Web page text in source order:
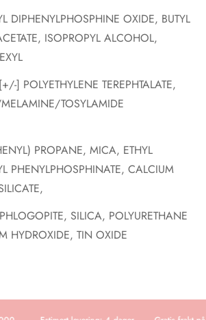
DIPHENYLPHOSPHINE OXIDE, BUTYL
ISOPROPYL ALCOHOL,
[+/-] POLYETHYLENE TEREPHTALATE,
TOSYLAMIDE
PROPANE, MICA, ETHYL
PHENYLPHOSPHINATE, CALCIUM
SILICA, POLYURETHANE
HYDROXIDE, TIN OXIDE